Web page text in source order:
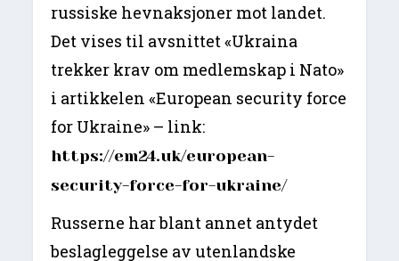
russiske hevnaksjoner mot landet.
Det vises til avsnittet «Ukraina
trekker krav om medlemskap i Nato»
i artikkelen «European security force
for Ukraine» – link:
https://em24.uk/european-
security-force-for-ukraine/
Russerne har blant annet antydet
beslagleggelse av utenlandske